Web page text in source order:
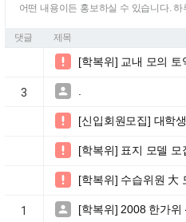
어떤 내용이든 홍보하실 수 있습니다.
댓글 제목
 [학복위] 교내 모의 토
3 
 [신입회원모집] 대학
 [학복위] 표지 모델 모
 [학복위] 수습위원 大
1  [학복위] 2008 한가위